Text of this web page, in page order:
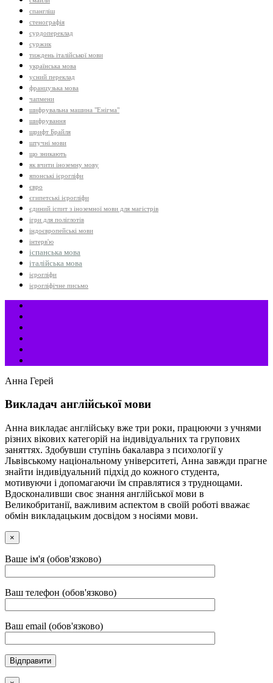
спангліш
стенографія
сурдопереклад
суржик
тиждень італійської мови
українська мова
усний переклад
французька мова
чапмени
шифрувальна машина "Енігма"
шифрування
шрифт Брайля
штучні мови
що зникають
як вчити іноземну мову
японські ієрогліфи
євро
єгипетські ієрогліфи
єдиний іспит з іноземної мови для магістрів
ігри для поліглотів
індоєвропейські мови
інтерв'ю
іспанська мова
італійська мова
ієрогліфи
ієрогліфічне письмо
Анна Герей
Викладач англійської мови
Анна викладає англійську вже три роки, працюючи з учнями
різних вікових категорій на індивідуальних та групових
заняттях. Здобувши ступінь бакалавра з психології у
Львівському національному університеті, Анна завжди прагне
знайти індивідуальний підхід до кожного студента,
мотивуючи і допомагаючи їм справлятися з труднощами.
Вдосконаливши своє знання англійської мови в
Великобританії, важливим аспектом в своїй роботі вважає
обмін викладацьким досвідом з носіями мови.
×
Ваше ім'я (обов'язково)
Ваш телефон (обов'язково)
Ваш email (обов'язково)